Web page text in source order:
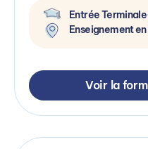
Entrée
Enseignement
Voir la